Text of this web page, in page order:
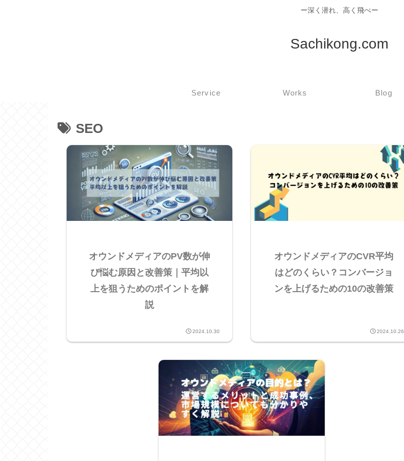
ー深く潜れ、高く飛べー
Sachikong.com
Service Works Blog
SEO
オウンドメディアのPV数が伸
び悩む原因と改善策｜平均以
上を狙うためのポイントを解
説
2024.10.30
オウンドメディアのCVR平均
はどのくらい？コンバージョ
ンを上げるための10の改善策
2024.10.26